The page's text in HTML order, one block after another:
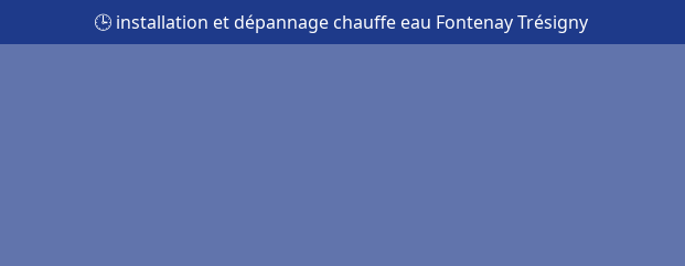
🕒 installation et dépannage chauffe eau Fontenay Trésigny